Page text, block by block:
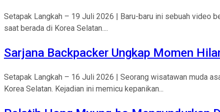
Setapak Langkah – 19 Juli 2026 | Baru-baru ini sebuah video
saat berada di Korea Selatan....
Sarjana Backpacker Ungkap Momen
Setapak Langkah – 16 Juli 2026 | Seorang wisatawan muda
Korea Selatan. Kejadian ini memicu kepanikan...